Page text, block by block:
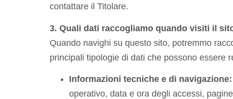
contattare il Titolare.
3. Quali dati raccogliamo quando visiti il
Quando navighi su questo sito, potremmo
principali tipologie di dati che possono essere
Informazioni tecniche e di navigazione:
operativo, data e ora degli accessi,